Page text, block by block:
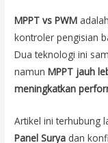
MPPT vs PWM
kontroler pengisian
Dua teknologi ini
namunMPPT jauh
meningkatkan
Artikel ini terhubung
Panel Surya dan